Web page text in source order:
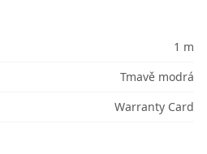
1 m
Tmavě modrá
Warranty Card